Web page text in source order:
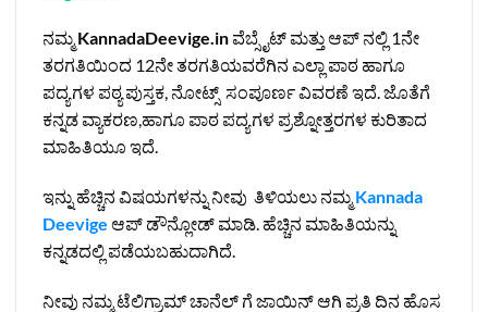
ನಮ್ಮKannadaDeevige.inವೆಬ್ಸೈಟ್ ಮತ್ತು ಆಪ್ ನಲ್ಲಿ 1ನೇ
ತರಗತಿಯಿಂದ 12ನೇ ತರಗತಿಯವರೆಗಿನ ಎಲ್ಲಾ ಪಾಠ ಹಾಗೂ
ಪದ್ಯಗಳ ಪಠ್ಯ ಪುಸ್ತಕ, ನೋಟ್ಸ್ ಸಂಪೂರ್ಣ ವಿವರಣೆ ಇದೆ. ಜೊತೆಗೆ
ಕನ್ನಡ ವ್ಯಾಕರಣ,ಹಾಗೂ ಪಾಠ ಪದ್ಯಗಳ ಪ್ರಶ್ನೋತ್ತರಗಳ ಕುರಿತಾದ
ಮಾಹಿತಿಯೂ ಇದೆ.
ಇನ್ನು ಹೆಚ್ಚಿನ ವಿಷಯಗಳನ್ನು ನೀವು ತಿಳಿಯಲು ನಮ್ಮKannada
Deevige ಆಪ್ ಡೌನ್ಲೋಡ್ ಮಾಡಿ. ಹೆಚ್ಚಿನ ಮಾಹಿತಿಯನ್ನು
ಕನ್ನಡದಲ್ಲಿ ಪಡೆಯಬಹುದಾಗಿದೆ.
ನೀವು ನಮ್ಮ ಟೆಲಿಗ್ರಾಮ್ ಚಾನೆಲ್ ಗೆ ಜಾಯಿನ್ ಆಗಿ ಪ್ರತಿ ದಿನ ಹೊಸ